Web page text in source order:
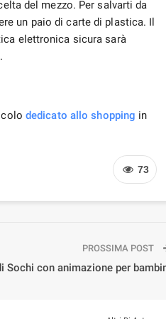
del mezzo. Per salvarti da
un paio di carte di plastica. Il
elettronica sicura sarà
dedicato allo shopping in
73
PROSSIMA POST
Sochi con animazione per